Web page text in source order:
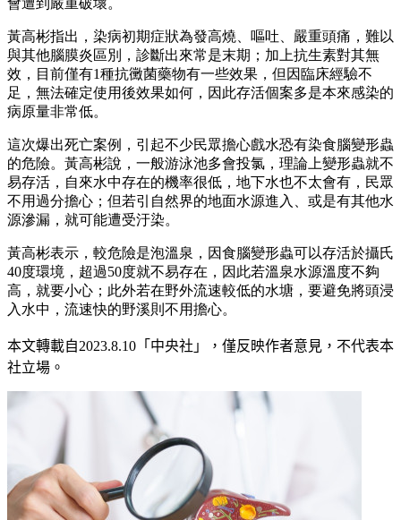
黃高彬指出，染病初期症狀為發高燒、嘔吐、嚴重頭痛，難以
與其他腦膜炎區別，診斷出來常是末期；加上抗生素對其無
效，目前僅有1種抗黴菌藥物有一些效果，但因臨床經驗不
足，無法確定使用後效果如何，因此存活個案多是本來感染的
病原量非常低。
這次爆出死亡案例，引起不少民眾擔心戲水恐有染食腦變形蟲
的危險。黃高彬說，一般游泳池多會投氯，理論上變形蟲就不
易存活，自來水中存在的機率很低，地下水也不太會有，民眾
不用過分擔心；但若引自然界的地面水源進入、或是有其他水
源滲漏，就可能遭受汙染。
黃高彬表示，較危險是泡溫泉，因食腦變形蟲可以存活於攝氏
40度環境，超過50度就不易存在，因此若溫泉水源溫度不夠
高，就要小心；此外若在野外流速較低的水塘，要避免將頭浸
入水中，流速快的野溪則不用擔心。
本文轉載自2023.8.10 「中央社」
，僅反映作者意見，不代表本
社立場。